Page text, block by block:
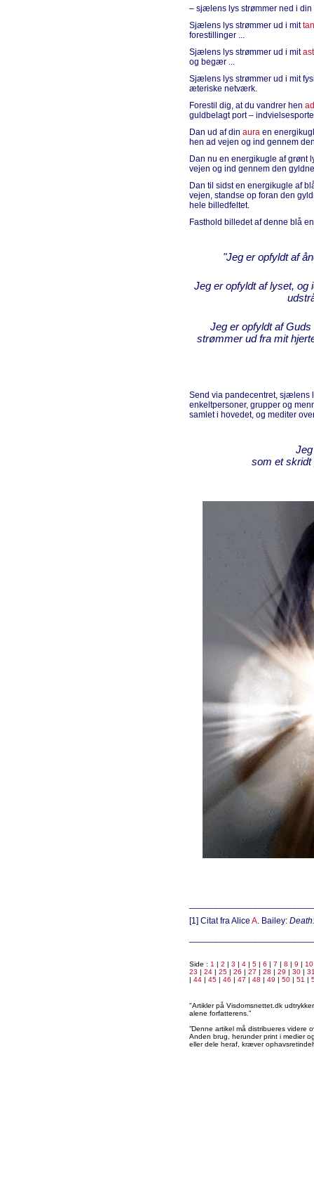
– sjælens lys strømmer ned i din
Sjælens lys strømmer ud i mit
forestillinger ...
Sjælens lys strømmer ud i mit
og begær ...
Sjælens lys strømmer ud i mit
æteriske netværk.
Forestil dig, at du vandrer hen ad
guldbelagt port –
Dan ud af din aura en
hen ad vejen og ind gennem
Dan nu en energikugle af grønt
vejen og ind gennem den
Dan til sidst en energikugle af
vejen, standse op foran den
hele billedfeltet.
Fasthold billedet af denne blå
"Jeg er opfyldt af
Jeg er opfyldt af lyset, og
Jeg er opfyldt af
strømmer ud fra mit
Send via pandecentret, sjælens
enkeltpersoner, grupper og
samlet i hovedet, og mediter
som et skridt
[1] Citat fra Alice A. Bailey:
Side : 1 | 2 | 3 | 4 | 5 | 6 | 7 | 8 | 9 | 10
23 | 24 | 25 | 26 | 27 | 28 | 29 | 30 |
| 44 | 45 | 46 | 47 | 48 | 49 | 50 | 51 |
"Artikler på Visdomsnettet.dk
alene forfatterens.”
”Denne artikel må distribueres videre
Anden brug, herunder print i medier
eller dele heraf, kræver